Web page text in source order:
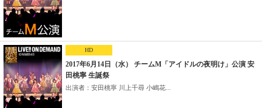
HD
2017年6月14日（水） チームM「アイドルの夜明け」公演 安
田桃寧 生誕祭
出演者：安田桃寧 川上千尋 小嶋花...